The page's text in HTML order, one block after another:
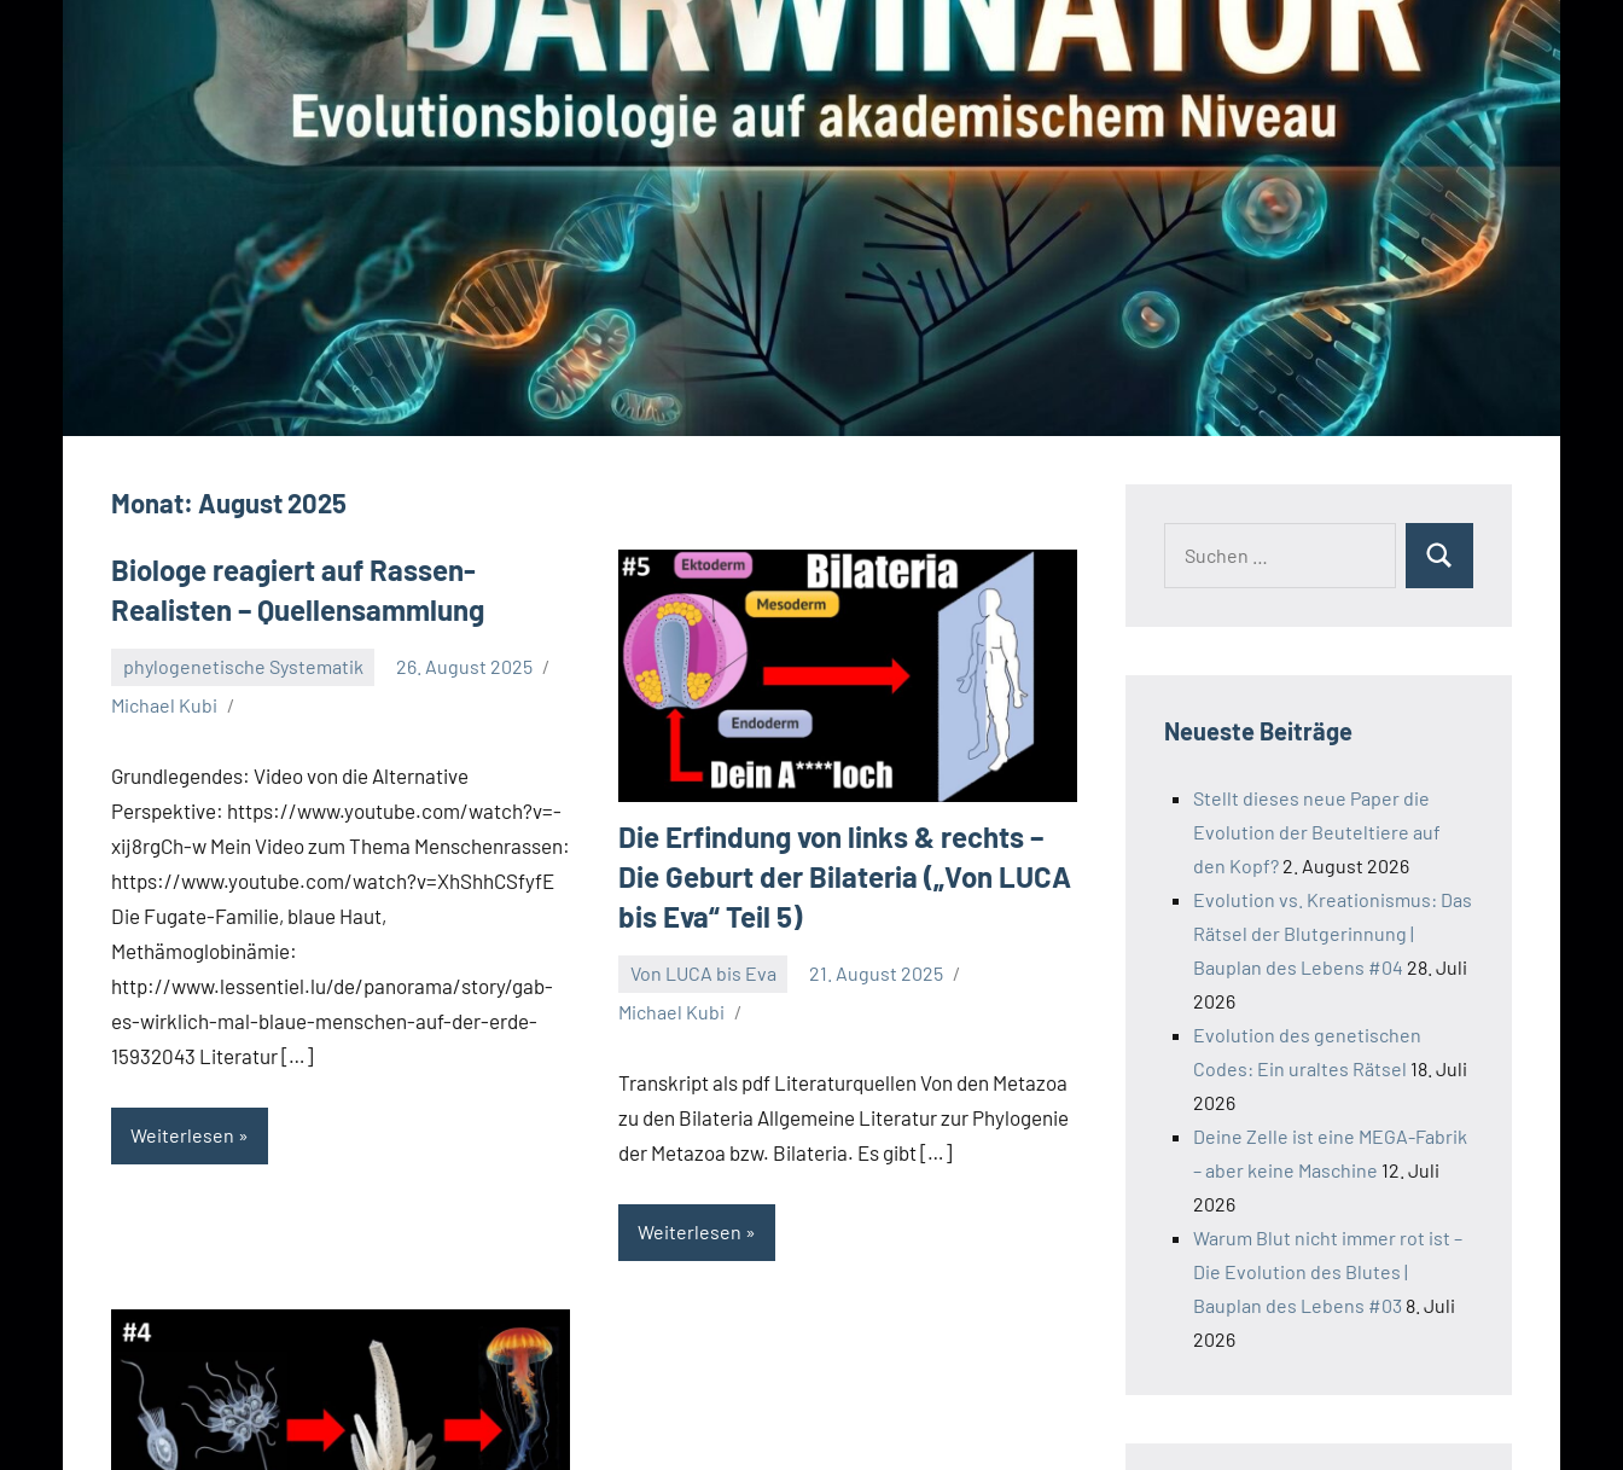
Monat: August 2025
Biologe reagiert auf Rassen-
Realisten – Quellensammlung
phylogenetische Systematik
26. August 2025
Michael Kubi
Grundlegendes: Video von die Alternative
Perspektive: https://www.youtube.com/watch?v=-
xij8rgCh-w Mein Video zum Thema Menschenrassen:
https://www.youtube.com/watch?v=XhShhCSfyfE
Die Fugate-Familie, blaue Haut,
Methämoglobinämie:
http://www.lessentiel.lu/de/panorama/story/gab-
es-wirklich-mal-blaue-menschen-auf-der-erde-
15932043 Literatur […]
Weiterlesen
Die Erfindung von links & rechts –
Die Geburt der Bilateria („Von LUCA
bis Eva“ Teil 5)
Von LUCA bis Eva
21. August 2025
Michael Kubi
Transkript als pdf Literaturquellen Von den Metazoa
zu den Bilateria Allgemeine Literatur zur Phylogenie
der Metazoa bzw. Bilateria. Es gibt […]
Weiterlesen
Suchen
Neueste Beiträge
Stellt dieses neue Paper die
Evolution der Beuteltiere auf
den Kopf? 2. August 2026
Evolution vs. Kreationismus: Das
Rätsel der Blutgerinnung |
Bauplan des Lebens #04 28. Juli
2026
Evolution des genetischen
Codes: Ein uraltes Rätsel 18. Juli
2026
Deine Zelle ist eine MEGA-Fabrik
– aber keine Maschine 12. Juli
2026
Warum Blut nicht immer rot ist –
Die Evolution des Blutes |
Bauplan des Lebens #03 8. Juli
2026